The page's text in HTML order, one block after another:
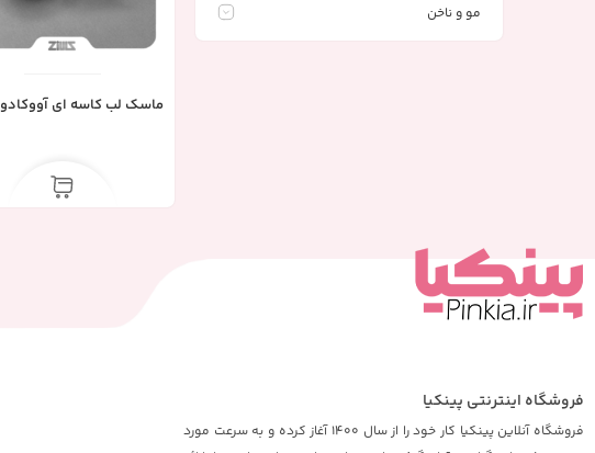
ماسک لب کاسه ای آووکادو
مو و ناخن
فروشگاه اینترنتی پینکیا
فروشگاه آنلاین پینکیا کار خود را از سال 1400 آغاز کرده و به سرعت مورد